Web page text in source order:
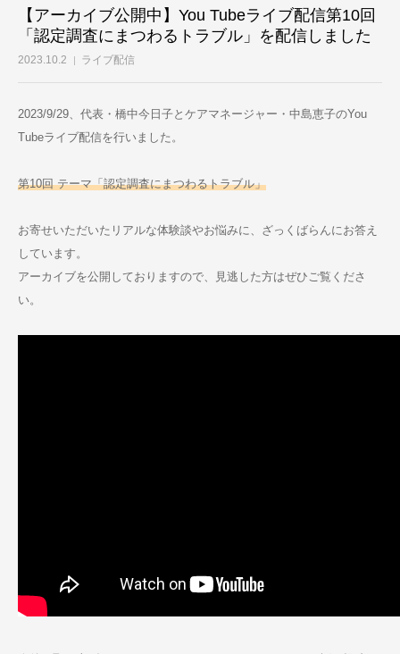
【アーカイブ公開中】You Tubeライブ配信第10回
「認定調査にまつわるトラブル」を配信しました
2023.10.2 ライブ配信
2023/9/29、代表・橋中今日子とケアマネージャー・中島恵子のYou
Tubeライブ配信を行いました。
第10回 テーマ「認定調査にまつわるトラブル」
お寄せいただいたリアルな体験談やお悩みに、ざっくばらんにお答え
しています。
アーカイブを公開しておりますので、見逃した方はぜひご覧くださ
い。